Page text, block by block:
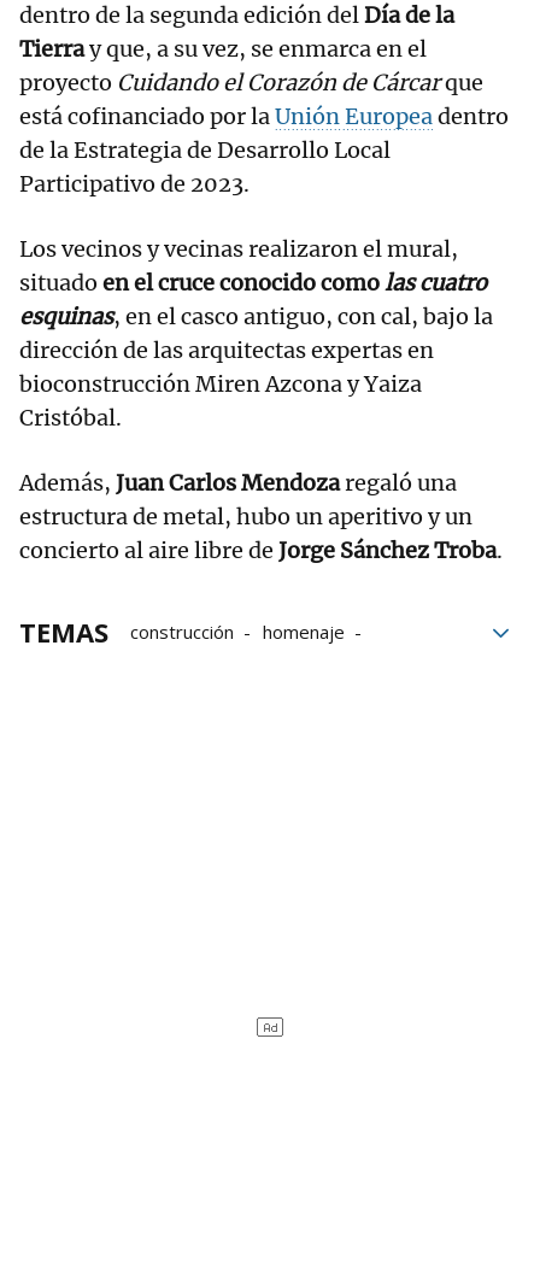
dentro de la segunda edición delDía de la
Tierray que, a su vez, se enmarca en el
proyecto Cuidando el Corazón de Cárcarque
está cofinanciado por laUnión Europeadentro
de la Estrategia de Desarrollo Local
Participativo de 2023.
Los vecinos y vecinas realizaron el mural,
situado en el cruce conocido comolas cuatro
esquinas, en el casco antiguo, con cal, bajo la
dirección de las arquitectas expertas en
bioconstrucción Miren Azcona y Yaiza
Cristóbal.
Además, Juan Carlos Mendozaregaló una
estructura de metal, hubo un aperitivo y un
concierto al aire libre de Jorge Sánchez Troba.
TEMAS construcción
homenaje